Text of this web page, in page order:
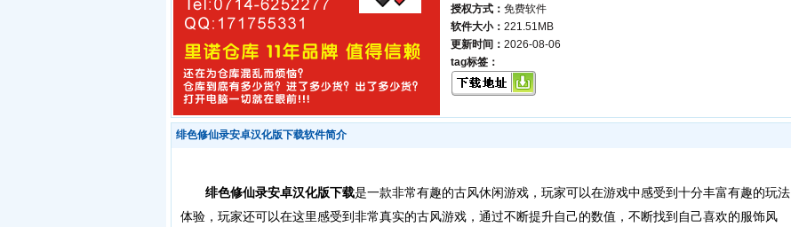
授权方式： 免费软件
软件大小： 221.51MB
更新时间： 2026-08-06
tag标签：
绯色修仙录安卓汉化版下载软件简介
绯色修仙录安卓汉化版下载是一款非常有趣的古风休闲游戏，玩家可以在游戏中感受到十分丰富有趣的玩法
体验，玩家还可以在这里感受到非常真实的古风游戏，通过不断提升自己的数值，不断找到自己喜欢的服饰风